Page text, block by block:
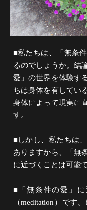
■私たちは、「無条
るのでしょうか。結
愛」の世界を体験す
ちは身体を有してい
身体によって現実に
す。
■しかし、私たちは
ありますから、「無
に近づくことは可能で
■「無条件の愛」
（meditation）です